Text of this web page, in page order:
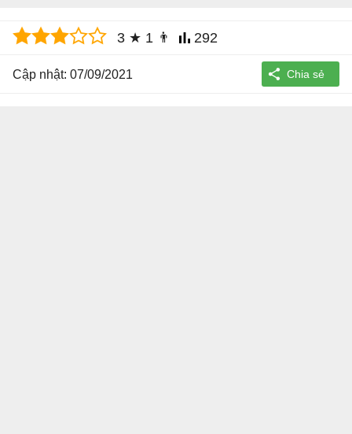
3 ★ 1 👨 292
Cập nhật: 07/09/2021